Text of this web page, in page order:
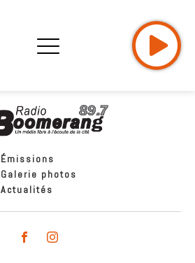
Émissions
Galerie photos
Actualités